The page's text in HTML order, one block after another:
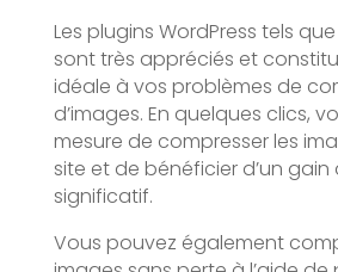
Les plugins WordPress tels que
sont très appréciés et
idéale à vos problèmes de
d’images. En quelques clics,
mesure de compresser les
site et de bénéficier d’un gain
significatif.
Vous pouvez également